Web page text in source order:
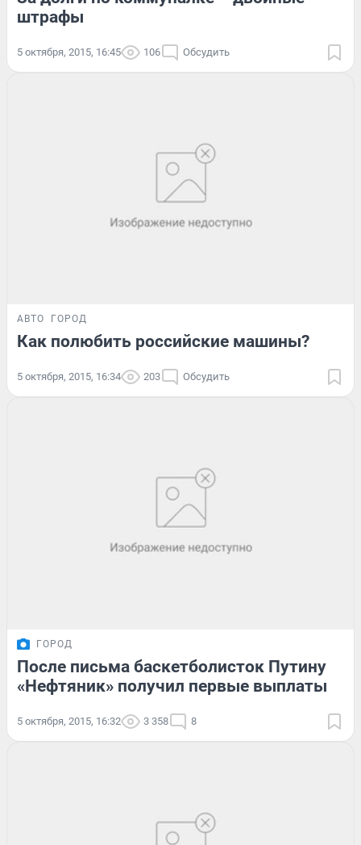
штрафы
5 октября, 2015, 16:45 106 Обсудить
АВТО ГОРОД
Как полюбить российские машины?
5 октября, 2015, 16:34 203 Обсудить
ГОРОД
После письма баскетболисток Путину
«Нефтяник» получил первые выплаты
5 октября, 2015, 16:32 3 358 8